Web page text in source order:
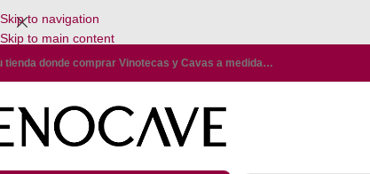
Skip to navigation
Skip to main content
tienda donde comprar Vinotecas y Cavas a medida…